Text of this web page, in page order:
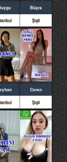
Büşra
Şişli
Ceren
Şişli